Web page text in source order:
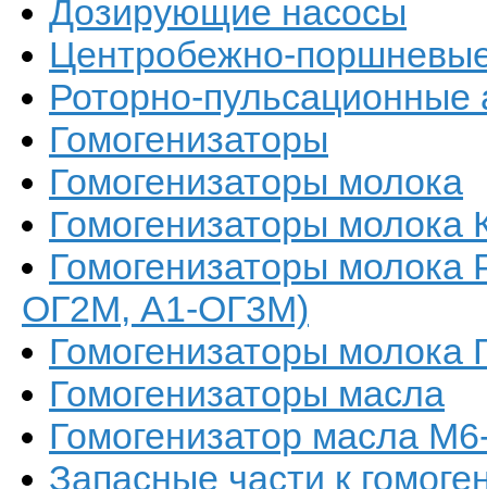
Дозирующие насосы
Центробежно-
Роторно-пульсационные
Гомогенизаторы
Гомогенизаторы молока
Гомогенизаторы молока
Гомогенизаторы
ОГ2М, А1-ОГ3М)
Гомогенизаторы молока
Гомогенизаторы масла
Гомогенизатор масла
Запасные части к